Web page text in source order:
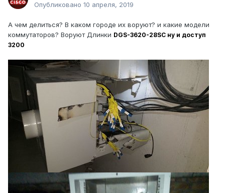
Опубликовано 10 апреля, 2019
А чем делиться? В каком городе их воруют? и какие модели
коммутаторов? Воруют Длинки DGS-3620-28SC ну и доступ
3200